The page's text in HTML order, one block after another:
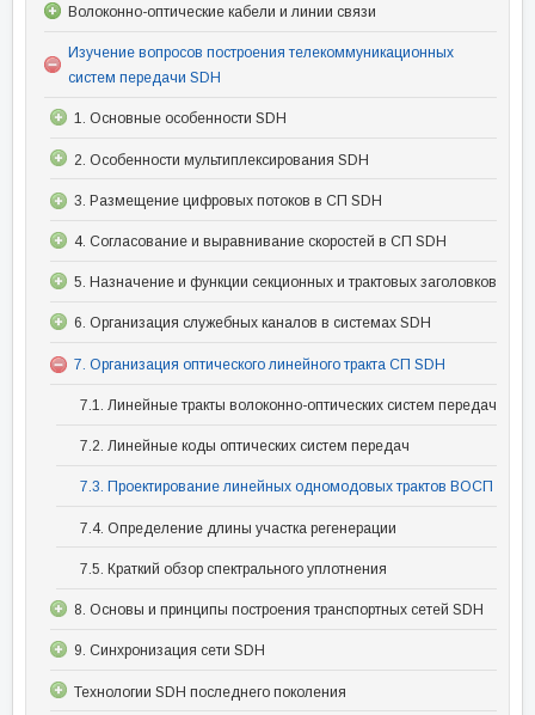
Волоконно-оптические кабели и линии связи
Изучение вопросов построения телекоммуникационных
систем передачи SDH
1. Основные особенности SDH
2. Особенности мультиплексирования SDH
3. Размещение цифровых потоков в СП SDH
4. Согласование и выравнивание скоростей в СП SDH
5. Назначение и функции секционных и трактовых заголовков
6. Организация служебных каналов в системах SDH
7. Организация оптического линейного тракта СП SDH
7.1. Линейные тракты волоконно-оптических систем передач
7.2. Линейные коды оптических систем передач
7.3. Проектирование линейных одномодовых трактов ВОСП
7.4. Определение длины участка регенерации
7.5. Краткий обзор спектрального уплотнения
8. Основы и принципы построения транспортных сетей SDH
9. Синхронизация сети SDH
Технологии SDH последнего поколения